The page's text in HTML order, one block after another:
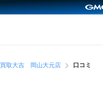
買取大吉 岡山大元店 口コミ